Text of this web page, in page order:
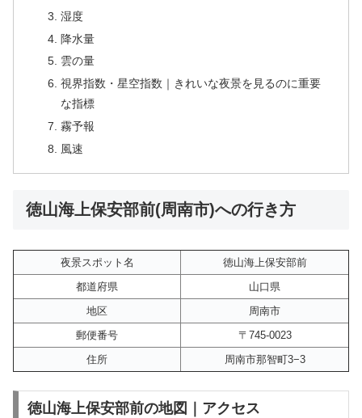
湿度
降水量
雲の量
視界指数・星空指数｜きれいな夜景を見るのに重要
な指標
霧予報
風速
徳山海上保安部前(周南市)への行き方
夜景スポット名
徳山海上保安部前
都道府県
山口県
地区
周南市
郵便番号
〒745-0023
住所
周南市那智町3−3
徳山海上保安部前の地図｜アクセス